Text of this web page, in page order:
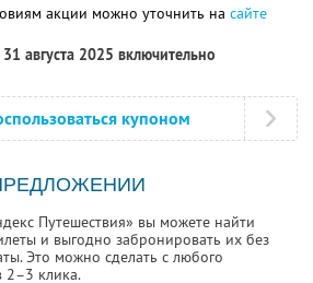
акции можно уточнить на сайте
августа 2025 включительно
купоном
Путешествия» вы можете найти
и выгодно забронировать их без
Это можно сделать с любого
2–3 клика.